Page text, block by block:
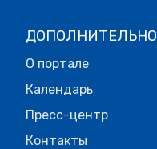
ДОПОЛНИТЕЛЬНО
О портале
Календарь
Пресс-центр
Контакты